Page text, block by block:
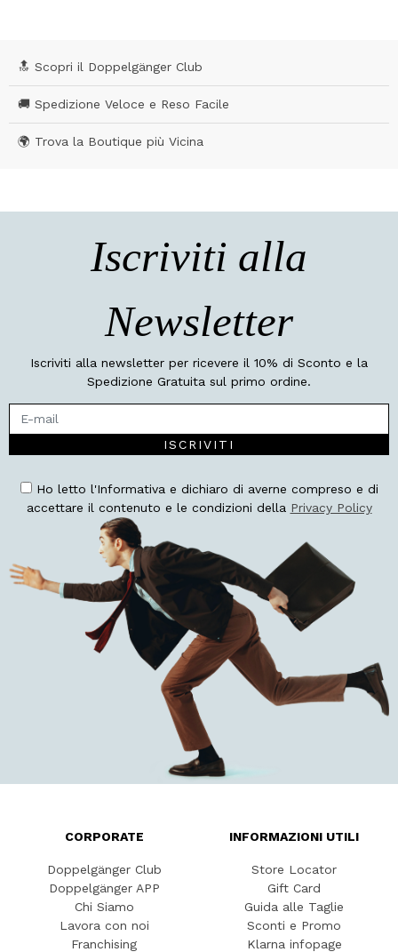
🔝 Scopri il Doppelgänger Club
🚚 Spedizione Veloce e Reso Facile
🌍 Trova la Boutique più Vicina
Iscriviti alla
Newsletter
Iscriviti alla newsletter per ricevere il 10% di Sconto e la
Spedizione Gratuita sul primo ordine.
ISCRIVITI
Ho letto l'Informativa e dichiaro di averne compreso e di
accettare il contenuto e le condizioni della Privacy Policy
CORPORATE
Doppelgänger Club
Doppelgänger APP
Chi Siamo
Lavora con noi
Franchising
INFORMAZIONI UTILI
Store Locator
Gift Card
Guida alle Taglie
Sconti e Promo
Klarna infopage